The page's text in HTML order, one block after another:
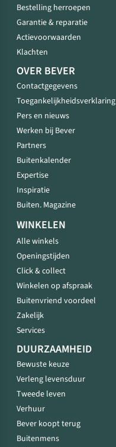
Bestelling herroepen
Garantie & reparatie
Actievoorwaarden
Klachten
OVER BEVER
Contactgegevens
Toegankelijkheidsverklaring
Pers en nieuws
Werken bij Bever
Partners
Buitenkalender
Expertise
Inspiratie
Buiten. Magazine
WINKELEN
Alle winkels
Openingstijden
Click & collect
Winkelen op afspraak
Buitenvriend voordeel
Zakelijk
Services
DUURZAAMHEID
Bewuste keuze
Verleng levensduur
Tweede leven
Verhuur
Bever koopt terug
Buitenmens